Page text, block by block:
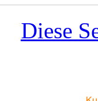
Diese